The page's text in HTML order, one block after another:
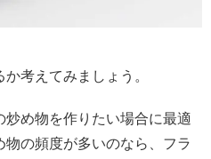
考えてみましょう。
め物を作りたい場合に最適
の頻度が多いのなら、フラ